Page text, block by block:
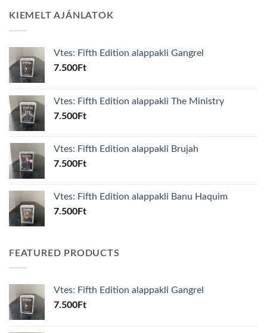
KIEMELT AJÁNLATOK
Vtes: Fifth Edition alappakli Gangrel
7.500Ft
Vtes: Fifth Edition alappakli The Ministry
7.500Ft
Vtes: Fifth Edition alappakli Brujah
7.500Ft
Vtes: Fifth Edition alappakli Banu Haquim
7.500Ft
FEATURED PRODUCTS
Vtes: Fifth Edition alappakli Gangrel
7.500Ft